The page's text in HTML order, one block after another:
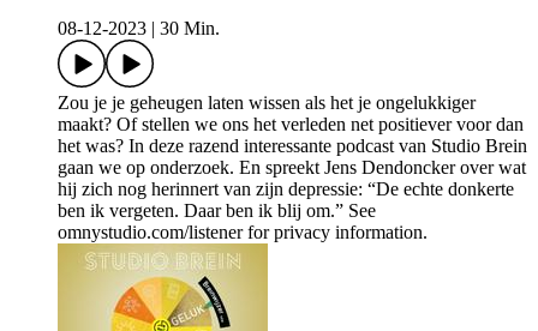
08-12-2023
30 Min.
Zou je je geheugen laten wissen als het je ongelukkiger
maakt? Of stellen we ons het verleden net positiever voor dan
het was? In deze razend interessante podcast van Studio Brein
gaan we op onderzoek. En spreekt Jens Dendoncker over wat
hij zich nog herinnert van zijn depressie: “De echte donkerte
ben ik vergeten. Daar ben ik blij om.” See
omnystudio.com/listener for privacy information.